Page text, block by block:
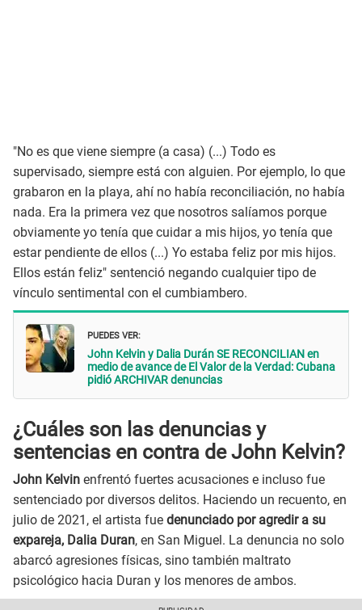
"No es que viene siempre (a casa) (...) Todo es
supervisado, siempre está con alguien. Por ejemplo, lo que
grabaron en la playa, ahí no había reconciliación, no había
nada. Era la primera vez que nosotros salíamos porque
obviamente yo tenía que cuidar a mis hijos, yo tenía que
estar pendiente de ellos (...) Yo estaba feliz por mis hijos.
Ellos están feliz" sentenció negando cualquier tipo de
vínculo sentimental con el cumbiambero.
PUEDES VER:
John Kelvin y Dalia Durán SE RECONCILIAN en
medio de avance de El Valor de la Verdad: Cubana
pidió ARCHIVAR denuncias
¿Cuáles son las denuncias y
sentencias en contra de John Kelvin?
John Kelvin enfrentó fuertes acusaciones e incluso fue
sentenciado por diversos delitos. Haciendo un recuento, en
julio de 2021, el artista fue denunciado por agredir a su
expareja, Dalia Duran, en San Miguel. La denuncia no solo
abarcó agresiones físicas, sino también maltrato
psicológico hacia Duran y los menores de ambos.